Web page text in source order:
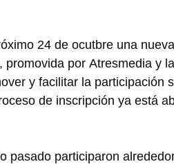
24 de ocutbre una
promovida por Atresmedia y
y facilitar la participación
de inscripción ya está
pasado participaron